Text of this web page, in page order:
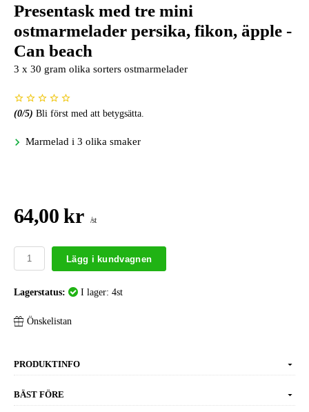
Presentask med tre mini
ostmarmelader persika, fikon, äpple -
Can beach
3 x 30 gram olika sorters ostmarmelader
(0/5) Bli först med att betygsätta.
Marmelad i 3 olika smaker
64,00 kr /st
Lägg i kundvagnen
Lagerstatus: I lager: 4st
Önskelistan
PRODUKTINFO
BÄST FÖRE